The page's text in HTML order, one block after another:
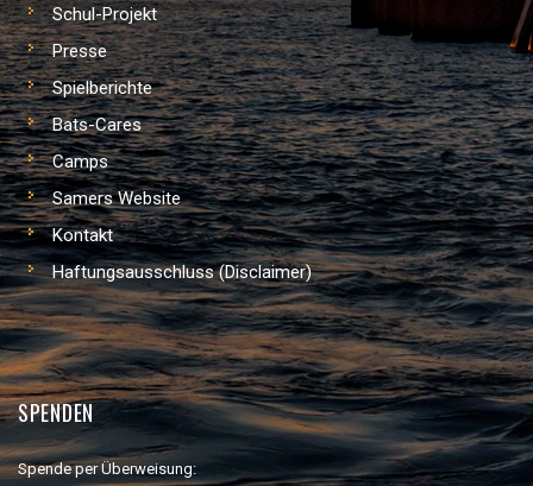
Schul-Projekt
Presse
Spielberichte
Bats-Cares
Camps
Samers Website
Kontakt
Haftungsausschluss (Disclaimer)
SPENDEN
Spende per Überweisung: